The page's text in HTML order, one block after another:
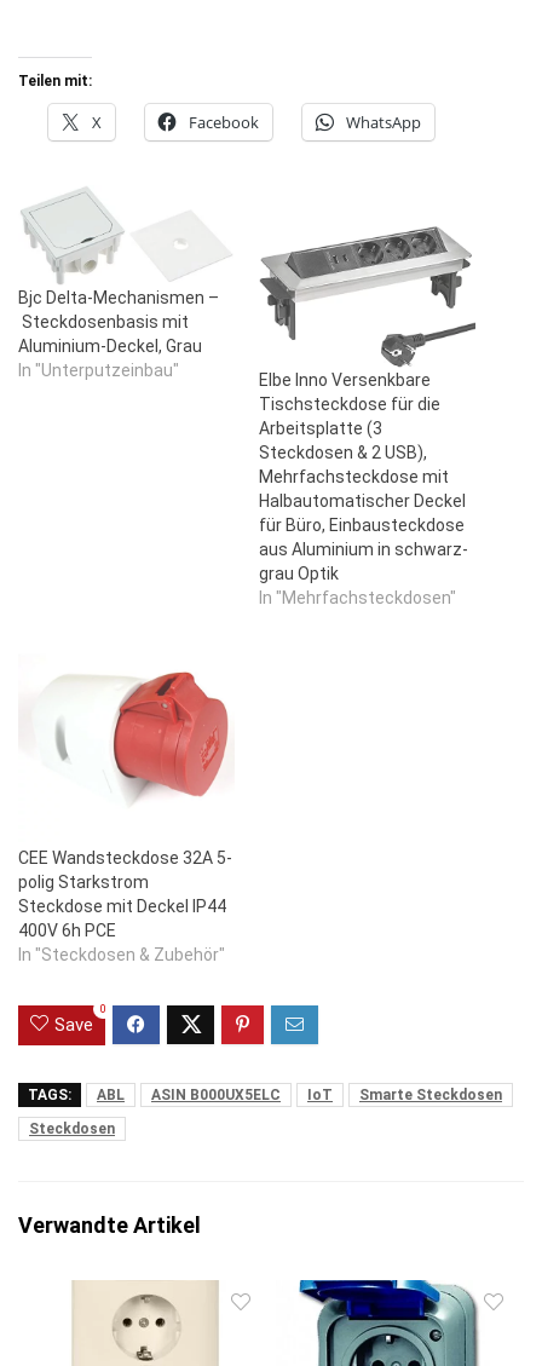
Teilen mit:
X Facebook WhatsApp
Bjc Delta-Mechanismen –
Steckdosenbasis mit
Aluminium-Deckel, Grau
In "Unterputzeinbau"
Elbe Inno Versenkbare
Tischsteckdose für die
Arbeitsplatte (3
Steckdosen & 2 USB),
Mehrfachsteckdose mit
Halbautomatischer Deckel
für Büro, Einbausteckdose
aus Aluminium in schwarz-
grau Optik
In "Mehrfachsteckdosen"
CEE Wandsteckdose 32A 5-
polig Starkstrom
Steckdose mit Deckel IP44
400V 6h PCE
In "Steckdosen & Zubehör"
Save
0
TAGS: ABL ASIN B000UX5ELC IoT
Smarte Steckdosen
Steckdosen
Verwandte Artikel